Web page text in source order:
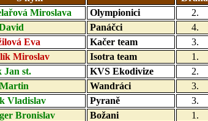
Miroslava Olympionici 2.
Panáčci 4.
Eva Kačer team 3.
Miroslav Isotra team 1.
Jan st. KVS Ekodivize 2.
Wandráci 3.
Vladislav Pyraně 3.
Bronislav Božani 1.